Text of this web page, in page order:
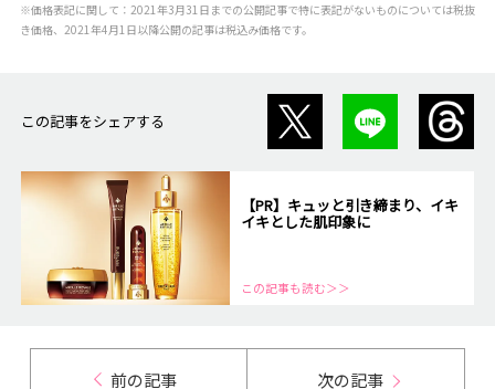
※価格表記に関して：2021年3月31日までの公開記事で特に表記がないものについては税抜
き価格、2021年4月1日以降公開の記事は税込み価格です。
この記事をシェアする
【PR】キュッと引き締まり、イキ
イキとした肌印象に
この記事も読む＞＞
前の記事 次の記事